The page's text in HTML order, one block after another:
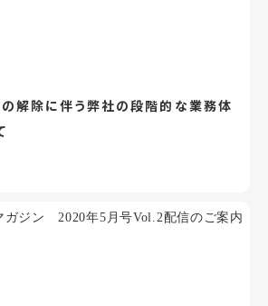
の解除に伴う弊社の段階的な業務体